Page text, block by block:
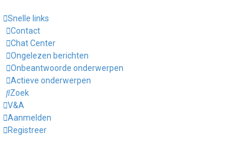
Snelle links
Contact
Chat Center
Ongelezen berichten
Onbeantwoorde onderwerpen
Actieve onderwerpen
Zoek
V&A
Aanmelden
Registreer